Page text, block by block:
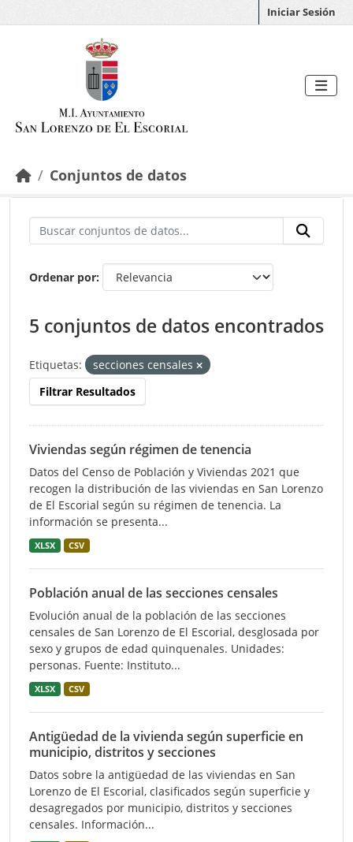
Iniciar Sesión
Conjuntos de datos
Ordenar por
5 conjuntos de datos encontrados
Etiquetas:
secciones censales
Filtrar Resultados
Viviendas según régimen de tenencia
Datos del Censo de Población y Viviendas 2021 que
recogen la distribución de las viviendas en San Lorenzo
de El Escorial según su régimen de tenencia. La
información se presenta...
XLSX CSV
Población anual de las secciones censales
Evolución anual de la población de las secciones
censales de San Lorenzo de El Escorial, desglosada por
sexo y grupos de edad quinquenales. Unidades:
personas. Fuente: Instituto...
XLSX CSV
Antigüedad de la vivienda según superficie en
municipio, distritos y secciones
Datos sobre la antigüedad de las viviendas en San
Lorenzo de El Escorial, clasificados según superficie y
desagregados por municipio, distritos y secciones
censales. Información...